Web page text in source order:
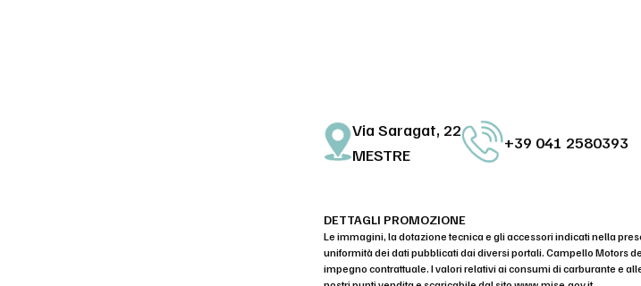
Via Saragat, 22
MESTRE
+39 041 2580393
DETTAGLI PROMOZIONE
Le immagini, la dotazione tecnica e gli accessori indicati nella
uniformità dei dati pubblicati dai diversi portali. Campello Motors
impegno contrattuale. I valori relativi ai consumi di carburante e